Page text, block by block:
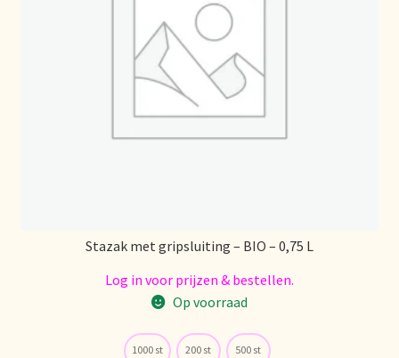
Stazak met gripsluiting – BIO – 0,75 L
Log in voor prijzen & bestellen.
Op voorraad
1000 st 200 st 500 st